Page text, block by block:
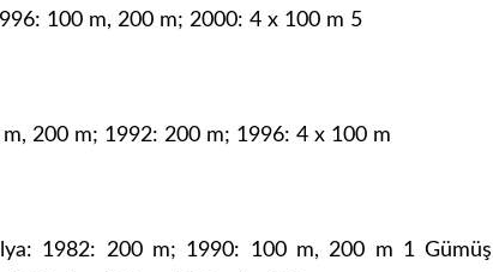
100 m, 200 m; 2000: 4 x 100 m 5
200 m; 1992: 200 m; 1996: 4 x 100 m
1982: 200 m; 1990: 100 m, 200 m 1 Gümüş